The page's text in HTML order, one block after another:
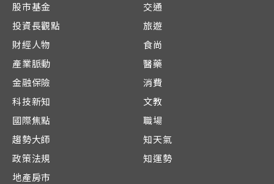
股市基金
投資長觀點
財經人物
產業脈動
金融保險
科技新知
國際焦點
趨勢大師
政策法規
地產房市
交通
旅遊
食尚
醫藥
消費
文教
職場
知天氣
知運勢